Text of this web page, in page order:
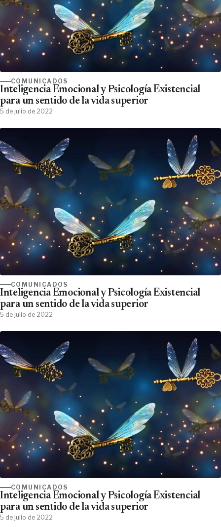
COMUNICADOS
Inteligencia Emocional y Psicología Existencial
para un sentido de la vida superior
5 de julio de 2022
COMUNICADOS
Inteligencia Emocional y Psicología Existencial
para un sentido de la vida superior
5 de julio de 2022
COMUNICADOS
Inteligencia Emocional y Psicología Existencial
para un sentido de la vida superior
5 de julio de 2022